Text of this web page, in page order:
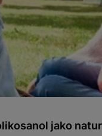
jako